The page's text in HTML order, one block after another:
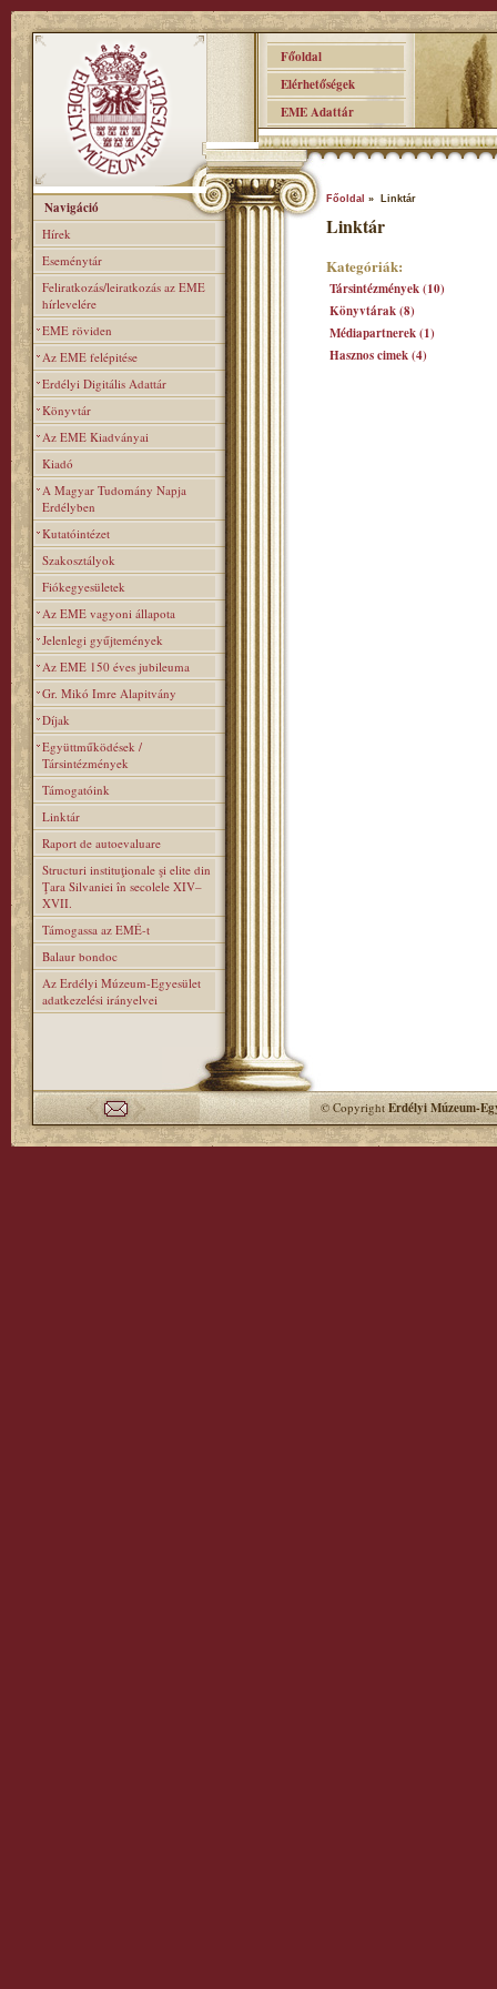
Főoldal
Elérhetőségek
EME Adattár
Navigáció
Hírek
Eseménytár
Feliratkozás/leiratkozás az EME
hírlevelére
EME röviden
Az EME felépitése
Erdélyi Digitális Adattár
Könyvtár
Az EME Kiadványai
Kiadó
A Magyar Tudomány Napja
Erdélyben
Kutatóintézet
Szakosztályok
Fiókegyesületek
Az EME vagyoni állapota
Jelenlegi gyűjtemények
Az EME 150 éves jubileuma
Gr. Mikó Imre Alapitvány
Díjak
Együttműködések /
Társintézmények
Támogatóink
Linktár
Raport de autoevaluare
Structuri instituţionale şi elite din
Ţara Silvaniei în secolele XIV–
XVII.
Támogassa az EMÉ-t
Balaur bondoc
Az Erdélyi Múzeum-Egyesület
adatkezelési irányelvei
Főoldal » Linktár
Linktár
Kategóriák:
Társintézmények (10)
Könyvtárak (8)
Médiapartnerek (1)
Hasznos cimek (4)
© CopyrightErdélyi Múzeum-